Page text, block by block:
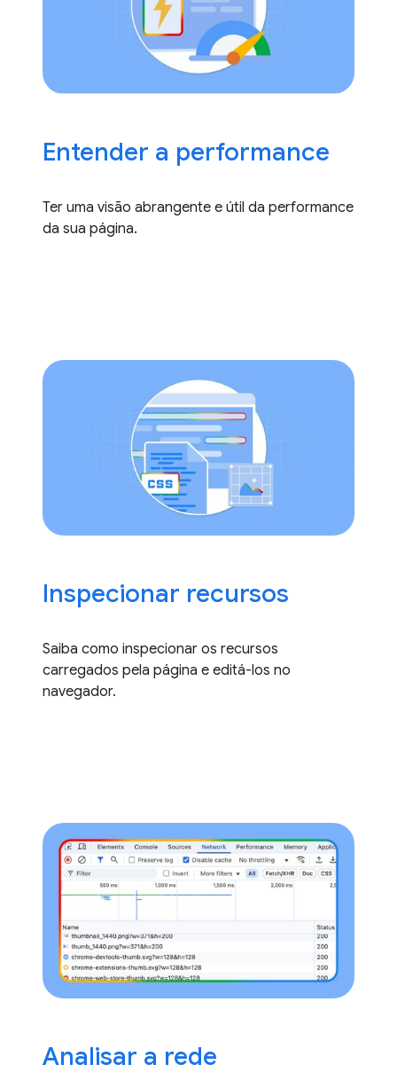
Entender a performance
Ter uma visão abrangente e útil da performance
da sua página.
Inspecionar recursos
Saiba como inspecionar os recursos
carregados pela página e editá-los no
navegador.
Analisar a rede